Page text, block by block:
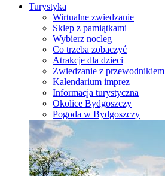
Turystyka
Wirtualne zwiedzanie
Sklep z pamiątkami
Wybierz nocleg
Co trzeba zobaczyć
Atrakcje dla dzieci
Zwiedzanie z przewodnikiem
Kalendarium imprez
Informacja turystyczna
Okolice Bydgoszczy
Pogoda w Bydgoszczy